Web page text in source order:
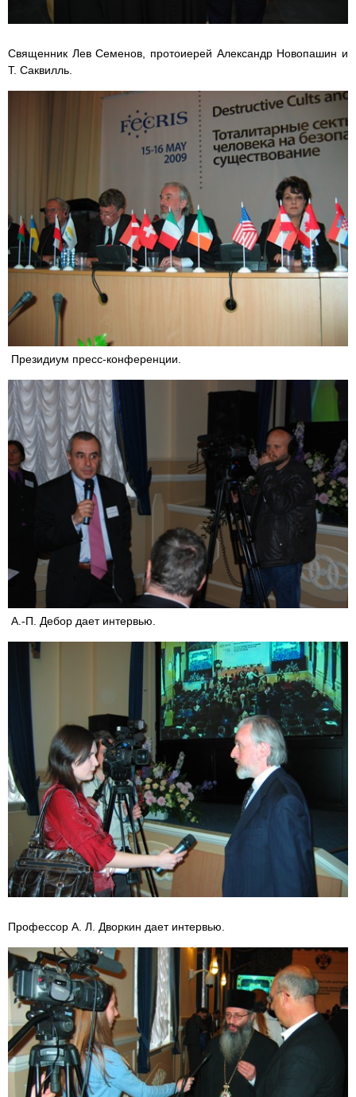
Священник Лев Семенов, протоиерей Александр Новопашин и
Т. Саквилль.
Президиум пресс-конференции.
А.-П. Дебор дает интервью.
Профессор А. Л. Дворкин дает интервью.